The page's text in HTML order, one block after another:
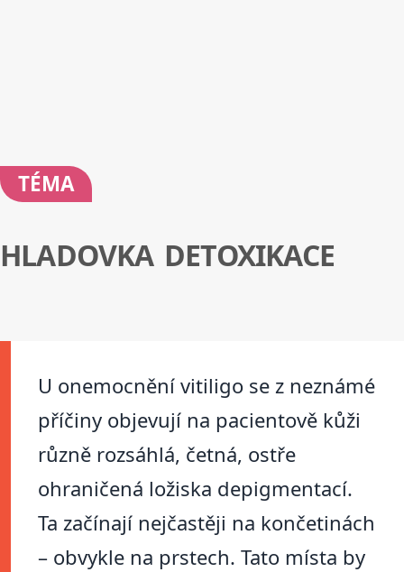
TÉMA
HLADOVKA DETOXIKACE
U onemocnění vitiligo se z neznámé
příčiny objevují na pacientově kůži
různě rozsáhlá, četná, ostře
ohraničená ložiska depigmentací.
Ta začínají nejčastěji na končetinách
– obvykle na prstech. Tato místa by